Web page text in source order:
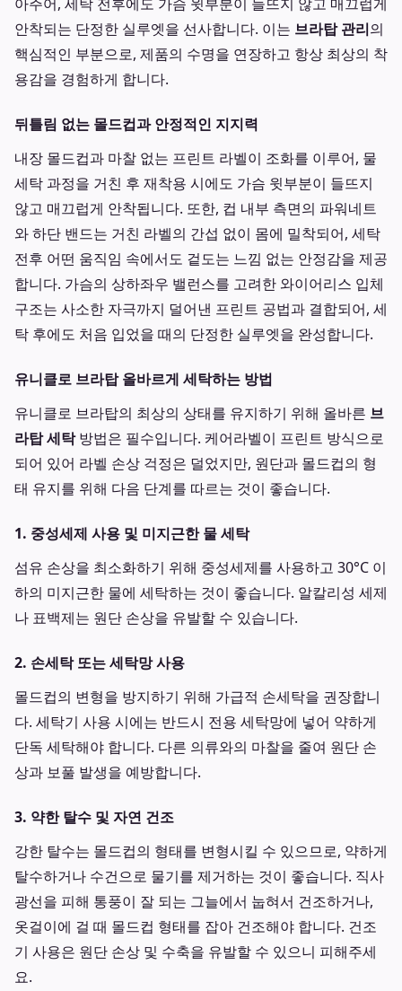
안착되는 단정한 실루엣을 선사합니다. 이는 브라탑 관리의
핵심적인 부분으로, 제품의 수명을 연장하고 항상 최상의 착
용감을 경험하게 합니다.
뒤틀림 없는 몰드컵과 안정적인 지지력
내장 몰드컵과 마찰 없는 프린트 라벨이 조화를 이루어, 물
세탁 과정을 거친 후 재착용 시에도 가슴 윗부분이 들뜨지
않고 매끄럽게 안착됩니다. 또한, 컵 내부 측면의 파워네트
와 하단 밴드는 거친 라벨의 간섭 없이 몸에 밀착되어, 세탁
전후 어떤 움직임 속에서도 겉도는 느낌 없는 안정감을 제공
합니다. 가슴의 상하좌우 밸런스를 고려한 와이어리스 입체
구조는 사소한 자극까지 덜어낸 프린트 공법과 결합되어, 세
탁 후에도 처음 입었을 때의 단정한 실루엣을 완성합니다.
유니클로 브라탑 올바르게 세탁하는 방법
유니클로 브라탑의 최상의 상태를 유지하기 위해 올바른 브
라탑 세탁방법은 필수입니다. 케어라벨이 프린트 방식으로
되어 있어 라벨 손상 걱정은 덜었지만, 원단과 몰드컵의 형
태 유지를 위해 다음 단계를 따르는 것이 좋습니다.
1. 중성세제 사용 및 미지근한 물 세탁
섬유 손상을 최소화하기 위해 중성세제를 사용하고 30°C 이
하의 미지근한 물에 세탁하는 것이 좋습니다. 알칼리성 세제
나 표백제는 원단 손상을 유발할 수 있습니다.
2. 손세탁 또는 세탁망 사용
몰드컵의 변형을 방지하기 위해 가급적 손세탁을 권장합니
다. 세탁기 사용 시에는 반드시 전용 세탁망에 넣어 약하게
단독 세탁해야 합니다. 다른 의류와의 마찰을 줄여 원단 손
상과 보풀 발생을 예방합니다.
3. 약한 탈수 및 자연 건조
강한 탈수는 몰드컵의 형태를 변형시킬 수 있으므로, 약하게
탈수하거나 수건으로 물기를 제거하는 것이 좋습니다. 직사
광선을 피해 통풍이 잘 되는 그늘에서 눕혀서 건조하거나,
옷걸이에 걸 때 몰드컵 형태를 잡아 건조해야 합니다. 건조
기 사용은 원단 손상 및 수축을 유발할 수 있으니 피해주세
요.